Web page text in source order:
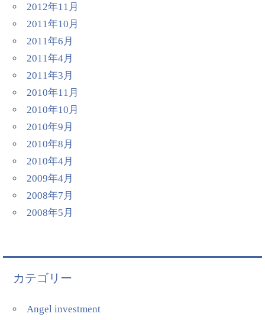
2012年11月
2011年10月
2011年6月
2011年4月
2011年3月
2010年11月
2010年10月
2010年9月
2010年8月
2010年4月
2009年4月
2008年7月
2008年5月
カテゴリー
Angel investment